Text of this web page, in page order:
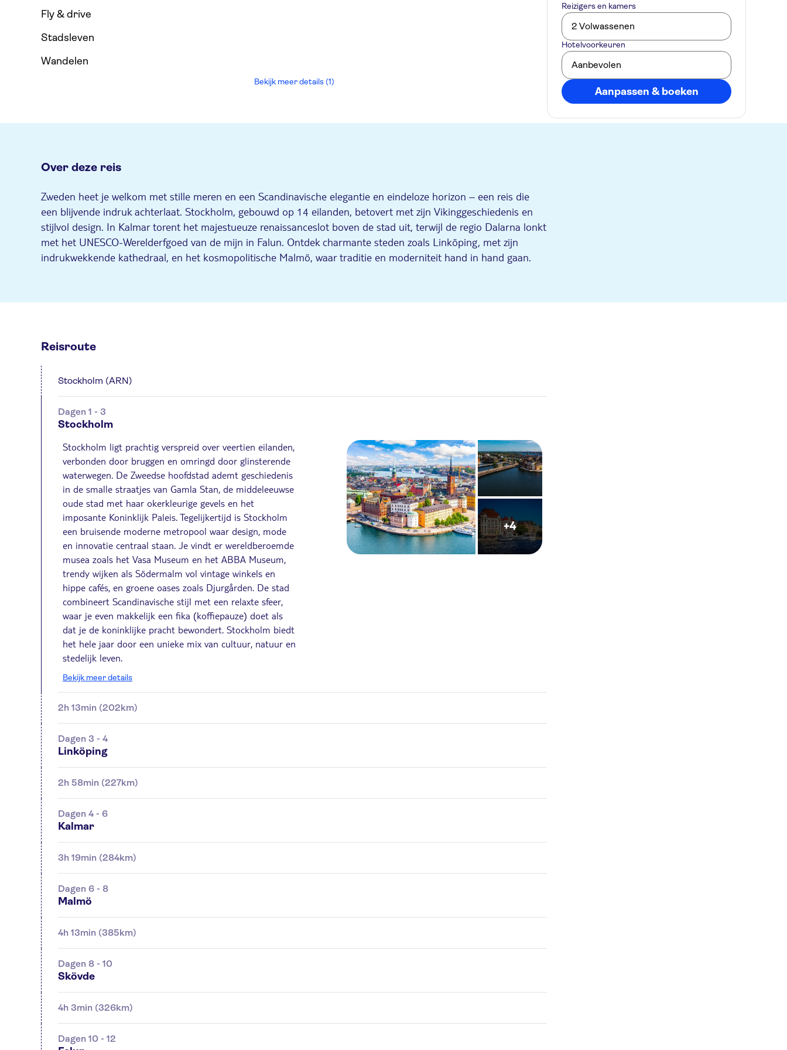
Fly & drive
Stadsleven
Wandelen
Bekijk meer details (1)
Over deze reis
Zweden heet je welkom met stille meren en een Scandinavische elegantie en eindeloze horizon – een reis die
een blijvende indruk achterlaat. Stockholm, gebouwd op 14 eilanden, betovert met zijn Vikinggeschiedenis en
stijlvol design. In Kalmar torent het majestueuze renaissanceslot boven de stad uit, terwijl de regio Dalarna lonkt
met het UNESCO-Werelderfgoed van de mijn in Falun. Ontdek charmante steden zoals Linköping, met zijn
indrukwekkende kathedraal, en het kosmopolitische Malmö, waar traditie en moderniteit hand in hand gaan.
Reisroute
Stockholm (ARN)
Dagen 1 - 3
Stockholm
Stockholm ligt prachtig verspreid over veertien eilanden,
verbonden door bruggen en omringd door glinsterende
waterwegen. De Zweedse hoofdstad ademt geschiedenis
in de smalle straatjes van Gamla Stan, de middeleeuwse
oude stad met haar okerkleurige gevels en het
imposante Koninklijk Paleis. Tegelijkertijd is Stockholm
een bruisende moderne metropool waar design, mode
en innovatie centraal staan. Je vindt er wereldberoemde
musea zoals het Vasa Museum en het ABBA Museum,
trendy wijken als Södermalm vol vintage winkels en
hippe cafés, en groene oases zoals Djurgården. De stad
combineert Scandinavische stijl met een relaxte sfeer,
waar je even makkelijk een fika (koffiepauze) doet als
dat je de koninklijke pracht bewondert. Stockholm biedt
het hele jaar door een unieke mix van cultuur, natuur en
stedelijk leven.
Bekijk meer details
+4
2h 13min (202km)
Dagen 3 - 4
Linköping
2h 58min (227km)
Dagen 4 - 6
Kalmar
3h 19min (284km)
Dagen 6 - 8
Malmö
4h 13min (385km)
Dagen 8 - 10
Skövde
4h 3min (326km)
Dagen 10 - 12
Reizigers en kamers
2 Volwassenen
Hotelvoorkeuren
Aanbevolen
Aanpassen & boeken